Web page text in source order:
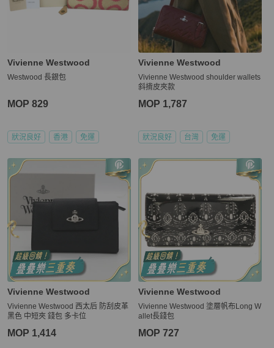
Vivienne Westwood
Westwood 長銀包
MOP 829
狀況良好 香港 免運
Vivienne Westwood
Vivienne Westwood shoulder wallets
斜揹皮夾款
MOP 1,787
狀況良好 台灣 免運
Vivienne Westwood
Vivienne Westwood 西太后 防刮皮革
黑色 中短夾 錢包 多卡位
MOP 1,414
Vivienne Westwood
Vivienne Westwood 塗層帆布Long W
allet長錢包
MOP 727